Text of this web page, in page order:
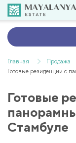
Главная
Продажа
Готовые резиденции с
Готовые
Стамбуле